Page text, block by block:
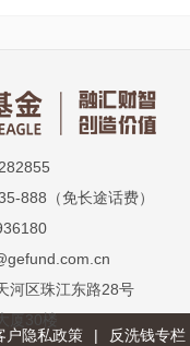
888（免长途话费）
河区珠江东路28号
厦30楼
户隐私政策 |
反洗钱专栏